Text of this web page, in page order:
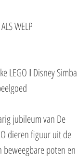
WELP
LEGO ǀ Disney Simba
jubileum van De
dieren figuur uit de
poten en